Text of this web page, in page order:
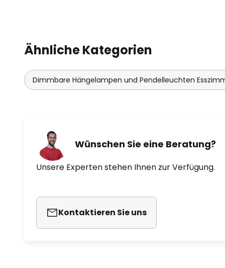
Ähnliche Kategorien
Dimmbare Hängelampen und Pendelleuchten
Wünschen Sie eine Beratung?
Unsere Experten stehen Ihnen zur Verfügung.
Kontaktieren Sie uns